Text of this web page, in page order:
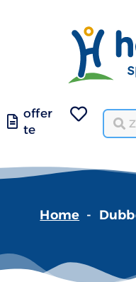
offer
te
Home -